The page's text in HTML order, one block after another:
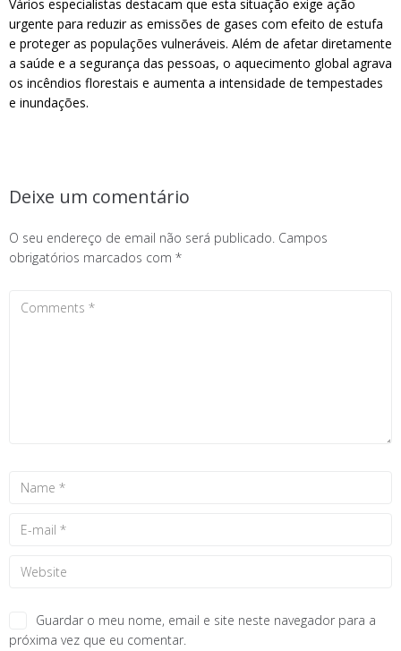
Vários especialistas destacam que esta situação exige ação
urgente para reduzir as emissões de gases com efeito de estufa
e proteger as populações vulneráveis. Além de afetar diretamente
a saúde e a segurança das pessoas, o aquecimento global agrava
os incêndios florestais e aumenta a intensidade de tempestades
e inundações.
Deixe um comentário
O seu endereço de email não será publicado. Campos
obrigatórios marcados com *
Guardar o meu nome, email e site neste navegador para a
próxima vez que eu comentar.